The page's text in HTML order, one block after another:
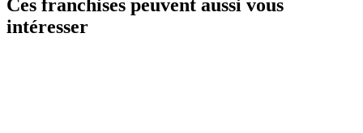
Ces franchises peuvent aussi vous
intéresser